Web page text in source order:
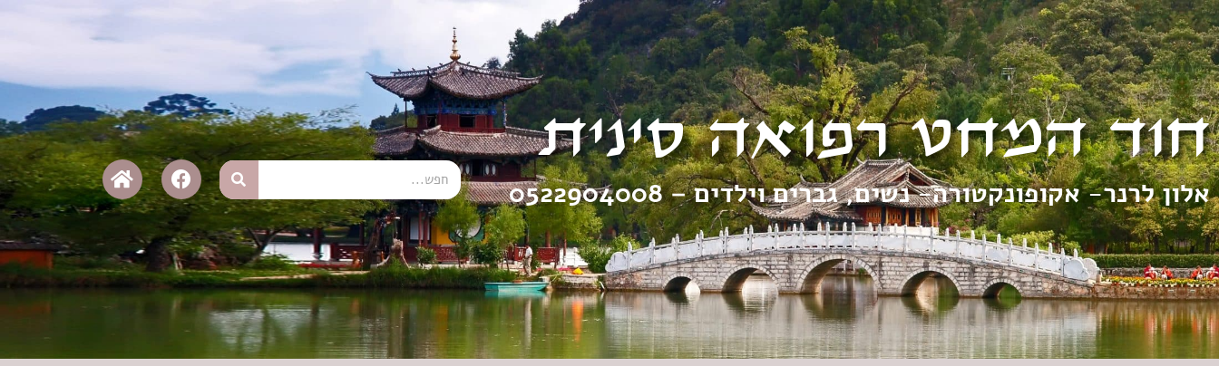
חוד המחט רפואה סינית
אלון לרנר- אקופונקטורה- נשים, גברים וילדים –0522904008